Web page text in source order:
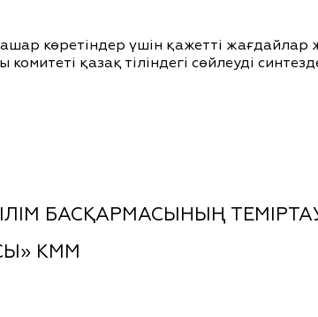
көретіндер үшін қажетті
комитеті қазақ тіліндегі сөйлеуді
БАСҚАРМАСЫНЫҢ
КММ